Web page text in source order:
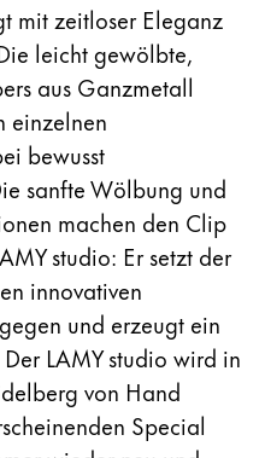
mit zeitloser Eleganz
leicht gewölbte,
aus Ganzmetall
einzelnen
bewusst
sanfte Wölbung und
machen den Clip
studio: Er setzt der
innovativen
und erzeugt ein
LAMY studio wird in
von Hand
Special